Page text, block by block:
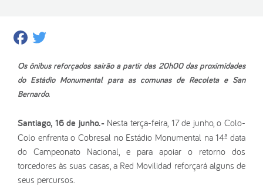
Facebook
Os ônibus reforçados sairão a partir das 20h00 das proximidades
do Estádio Monumental para as comunas de Recoleta e San
Bernardo.
Santiago, 16 de junho.- Nesta terça-feira, 17 de junho, o Colo-
Colo enfrenta o Cobresal no Estádio Monumental na 14ª data
do Campeonato Nacional, e para apoiar o retorno dos
torcedores às suas casas, a Red Movilidad reforçará alguns de
seus percursos.